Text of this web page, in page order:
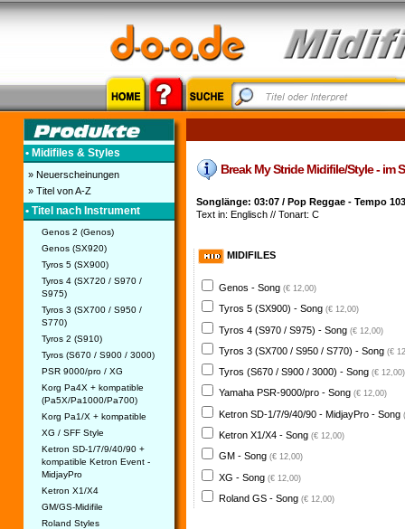
• Midifiles & Styles
» Neuerscheinungen
» Titel von A-Z
• Titel nach Instrument
Genos 2 (Genos)
Genos (SX920)
Tyros 5 (SX900)
Tyros 4 (SX720 / S970 /
S975)
Tyros 3 (SX700 / S950 /
S770)
Tyros 2 (S910)
Tyros (S670 / S900 / 3000)
PSR 9000/pro / XG
Korg Pa4X + kompatible
(Pa5X/Pa1000/Pa700)
Korg Pa1/X + kompatible
XG / SFF Style
Ketron SD-1/7/9/40/90 +
kompatible Ketron Event -
MidjayPro
Ketron X1/X4
GM/GS-Midifile
Roland Styles
Break My Stride Midifile/Style - im
Songlänge: 03:07 / Pop Reggae - Tempo 103
Text in: Englisch // Tonart: C
MIDIFILES
Genos - Song (€ 12,00)
Tyros 5 (SX900) - Song (€ 12,00)
Tyros 4 (S970 / S975) - Song (€ 12,00)
Tyros 3 (SX700 / S950 / S770) - Song (€
Tyros (S670 / S900 / 3000) - Song (€ 12,00)
Yamaha PSR-9000/pro - Song (€ 12,00)
Ketron SD-1/7/9/40/90 - MidjayPro - Song
Ketron X1/X4 - Song (€ 12,00)
GM - Song (€ 12,00)
XG - Song (€ 12,00)
Roland GS - Song (€ 12,00)